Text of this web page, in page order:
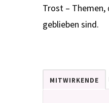
Trost –
geblieben sind.
MITWIRKENDE